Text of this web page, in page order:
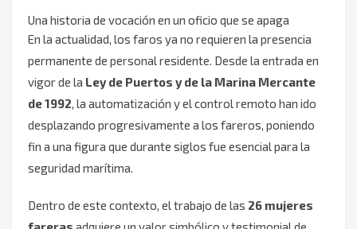
Una historia de vocación en un oficio que se apaga
En la actualidad, los faros ya no requieren la presencia
permanente de personal residente. Desde la entrada en
vigor de la Ley de Puertos y de la Marina Mercante
de 1992 , la automatización y el control remoto han ido
desplazando progresivamente a los fareros, poniendo
fin a una figura que durante siglos fue esencial para la
seguridad marítima.
Dentro de este contexto, el trabajo de las 26 mujeres